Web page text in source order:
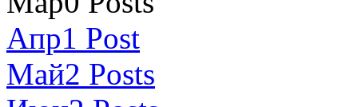
Апр1 Post
Май2 Posts